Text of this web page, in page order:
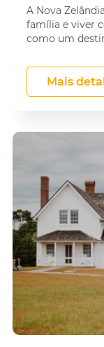
A Nova
família e viver
como um
Mais